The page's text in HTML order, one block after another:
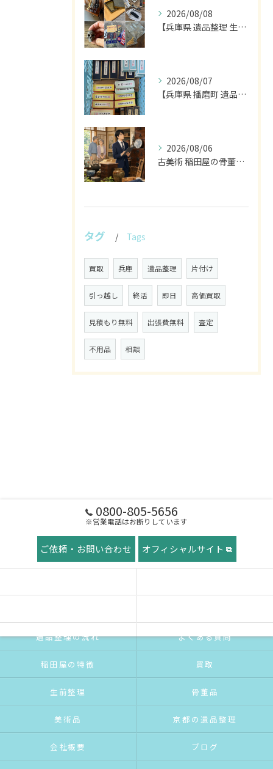
2026/08/08
【兵庫県 遺品整理 生前整理 不用品 買取】
2026/08/07
【兵庫県 播磨町 遺品整理 買取 書道具 墨】
2026/08/06
古美術 稲田屋の骨董家具と遺品整理の目利き
タグ Tags
買取 兵庫 遺品整理 片付け
引っ越し 終活 即日 高価買取
見積もり無料 出張費無料 査定
不用品 相談
0800-805-5656
※営業電話はお断りしています
ご依頼・お問い合わせ オフィシャルサイト
遺品整理の流れ よくある質問
稲田屋の特徴 買取
生前整理 骨董品
美術品 京都の遺品整理
会社概要 ブログ